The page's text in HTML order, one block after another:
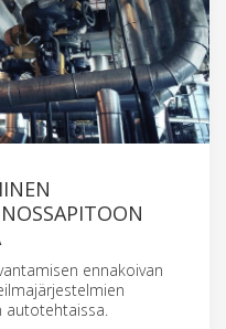
ennakoivan
autotehtaissa.